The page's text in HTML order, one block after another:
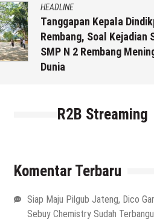
HEADLINE
Tanggapan Kepala
Rembang, Soal Kejadian
SMP N 2 Rembang
Dunia
R2B Streaming
Komentar Terbaru
Siap Maju Pilgub Jateng, Dico
Sebuy Chemistry Sudah